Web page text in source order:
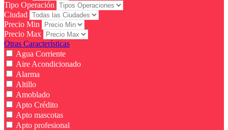
Tipo Operación
Ciudad
Precio Min
Precio Max
Otras Características
Agua Corriente
Aire Acondicionado
Alarma
Altillo
Amoblado
Apto Crédito
Apto mascotas
Apto profesional